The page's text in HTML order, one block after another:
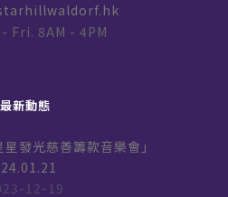
Fri. 8AM - 4PM
最新動態
發光慈善籌款音樂會」
12-19